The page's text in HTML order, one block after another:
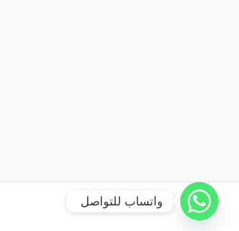
واتساب للتواصل